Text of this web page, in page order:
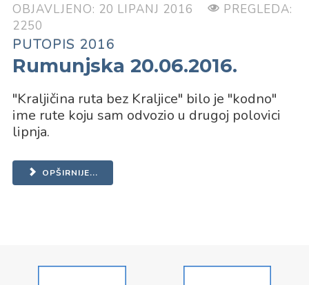
OBJAVLJENO: 20 LIPANJ 2016
PREGLEDA:
2250
PUTOPIS 2016
Rumunjska 20.06.2016.
"Kraljičina ruta bez Kraljice" bilo je "kodno"
ime rute koju sam odvozio u drugoj polovici
lipnja.
OPŠIRNIJE...